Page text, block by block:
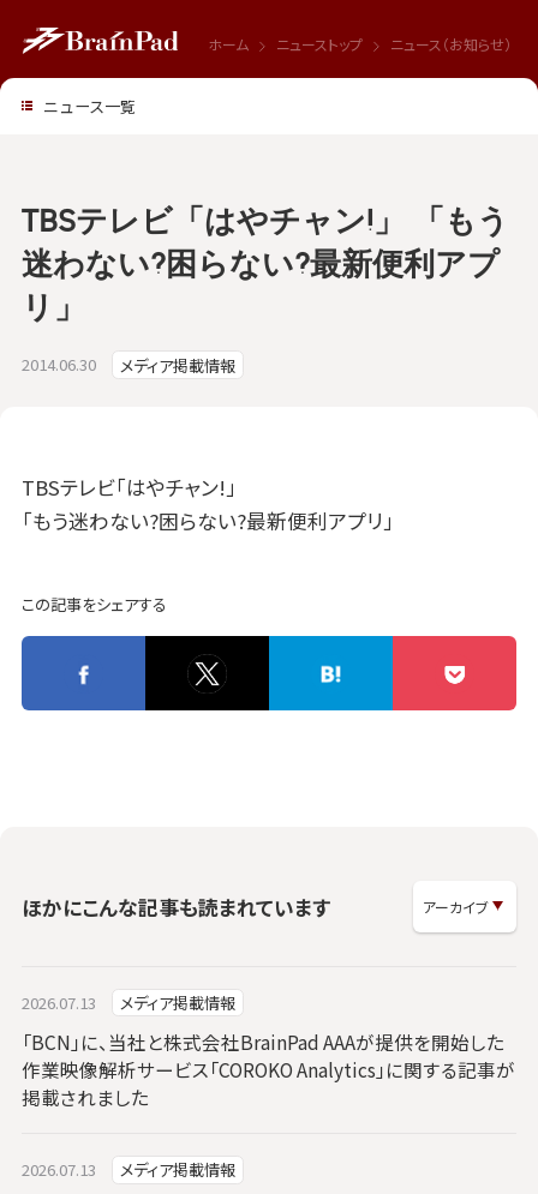
ホーム ニューストップ ニュース（お知らせ）
2014.06.30 メディア掲載情報
TBSテレビ「はやチャン!」 「もう
迷わない?困らない?最新便利アプ
リ」
TBSテレビ「はやチャン!」
「もう迷わない?困らない?最新便利アプリ」
この記事をシェアする
ほかにこんな記事も読まれています
2026.07.13 メディア掲載情報
「BCN」に、当社と株式会社BrainPad AAAが提供を開始した
作業映像解析サービス「COROKO Analytics」に関する記事が
掲載されました
2026.07.13 メディア掲載情報
ニュース一覧